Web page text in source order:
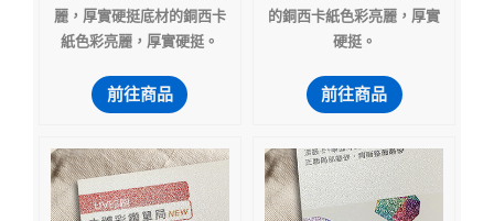
麗，厚實硬挺底材的銅西卡
紙色彩亮麗，厚實硬挺。
前往商品
的銅西卡紙色彩亮麗，厚實
硬挺。
前往商品